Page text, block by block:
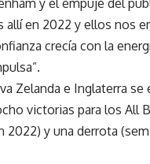
allí en 2022 y ellos nos
crecía con la
Zelanda e Inglaterra se
victorias para los All
2022) y una derrota